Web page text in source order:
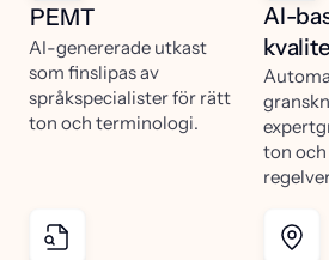
PEMT
AI-genererade utkast
som finslipas av
språkspecialister för rätt
ton och terminologi.
AI-
ton